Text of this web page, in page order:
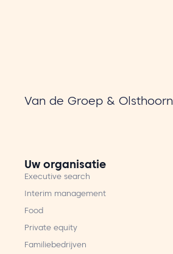
Van de Groep & Olsthoorn
Uw organisatie
Executive search
Interim management
Food
Private equity
Familiebedrijven